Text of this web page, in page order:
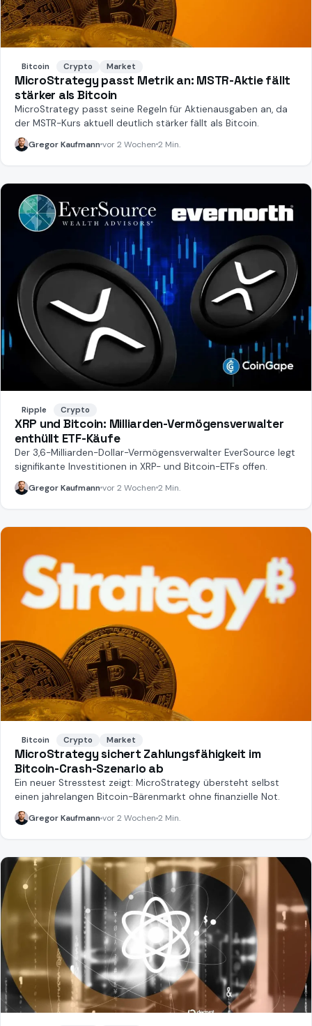
Bitcoin Crypto Market
MicroStrategy passt Metrik an: MSTR-Aktie fällt
stärker als Bitcoin
MicroStrategy passt seine Regeln für Aktienausgaben an, da
der MSTR-Kurs aktuell deutlich stärker fällt als Bitcoin.
Gregor Kaufmannvor 2 Wochen 2 Min.
Ripple Crypto
XRP und Bitcoin: Milliarden-Vermögensverwalter
enthüllt ETF-Käufe
Der 3,6-Milliarden-Dollar-Vermögensverwalter EverSource legt
signifikante Investitionen in XRP- und Bitcoin-ETFs offen.
Gregor Kaufmannvor 2 Wochen 2 Min.
Bitcoin Crypto Market
MicroStrategy sichert Zahlungsfähigkeit im
Bitcoin-Crash-Szenario ab
Ein neuer Stresstest zeigt: MicroStrategy übersteht selbst
einen jahrelangen Bitcoin-Bärenmarkt ohne finanzielle Not.
Gregor Kaufmannvor 2 Wochen 2 Min.